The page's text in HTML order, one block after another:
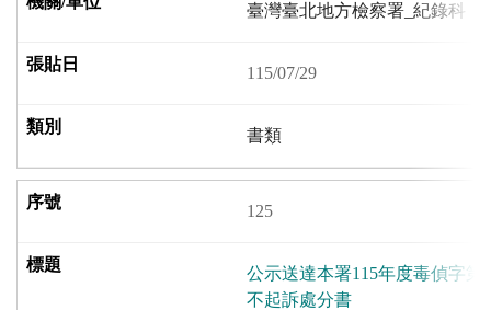
臺灣臺北地方檢察署_紀錄科
115/07/29
書類
125
公示送達本署115年度毒偵字第
不起訴處分書